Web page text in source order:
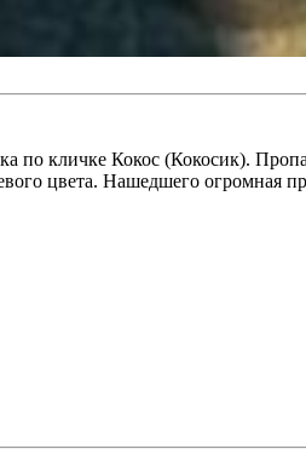
по кличке Кокос (Кокосик).
цвета. Нашедшего огромная